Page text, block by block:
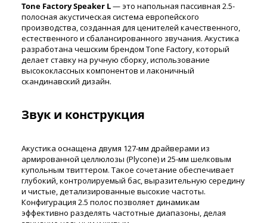
Tone Factory Speaker L— это напольная пассивная 2.5-
полосная акустическая система европейского
производства, созданная для ценителей качественного,
естественного и сбалансированного звучания. Акустика
разработана чешским брендом Tone Factory, который
делает ставку на ручную сборку, использование
высококлассных компонентов и лаконичный
скандинавский дизайн.
Звук и конструкция
Акустика оснащена двумя 127-мм драйверами из
армированной целлюлозы (Plycone) и 25-мм шелковым
купольным твиттером. Такое сочетание обеспечивает
глубокий, контролируемый бас, выразительную середину
и чистые, детализированные высокие частоты.
Конфигурация 2.5 полос позволяет динамикам
эффективно разделять частотные диапазоны, делая